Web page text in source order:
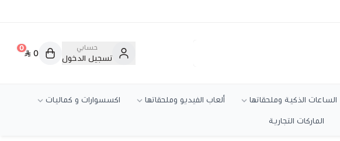
حسابي
تسجيل الدخول
0
0
الساعات الذكية وملحقاتها ألعاب الفيديو وملحقاتها اكسسوارات و كماليات
الماركات التجارية